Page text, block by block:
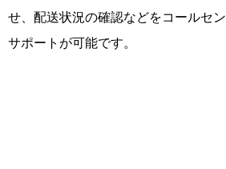
せ、配送状況の確認などをコールセ
サポートが可能です。